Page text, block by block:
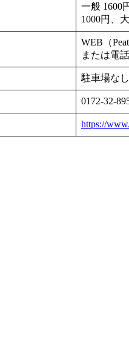
一般 1600
1000円、
WEB（
または電
駐車場なし
0172-32-
https://